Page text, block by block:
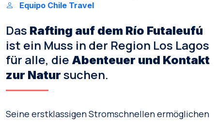
Equipo Chile Travel
Das Rafting auf dem Río Futaleufú
ist ein Muss in der Region Los Lagos
für alle, die Abenteuer und Kontakt
zur Natur suchen.
Seine erstklassigen Stromschnellen ermöglichen